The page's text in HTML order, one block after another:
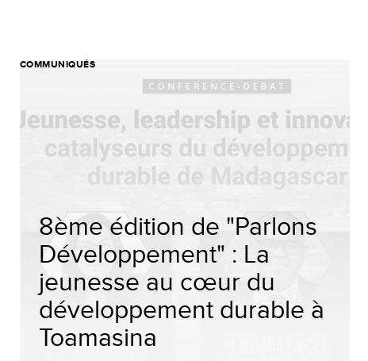
COMMUNIQUÉS
8ème édition de "Parlons
Développement" : La
jeunesse au cœur du
développement durable à
Toamasina